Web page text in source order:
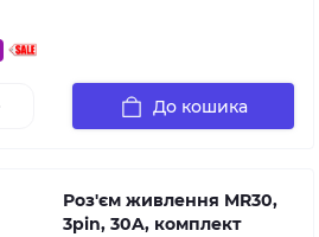
До кошика
Роз'єм живлення MR30,
3pin, 30A, комплект